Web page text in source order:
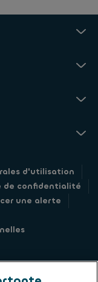
d'utilisation
de confidentialité
une alerte